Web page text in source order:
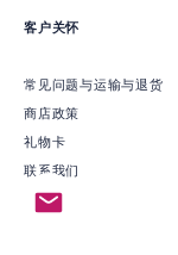
客户关怀
常见问题与运输与退货
商店政策
礼物卡
联系我们